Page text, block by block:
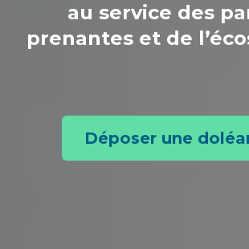
au service des
prenantes et de
Déposer une